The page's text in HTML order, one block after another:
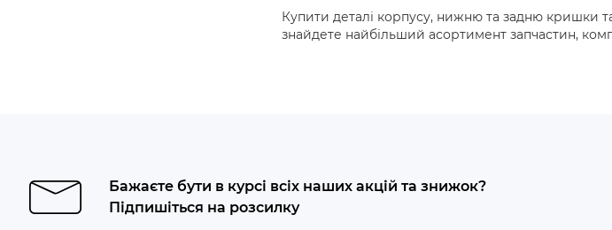
Купити деталі корпусу, нижню та задню кришки
знайдете найбільший асортимент запчастин,
Бажаєте бути в курсі всіх наших акцій та знижок?
Підпишіться на розсилку